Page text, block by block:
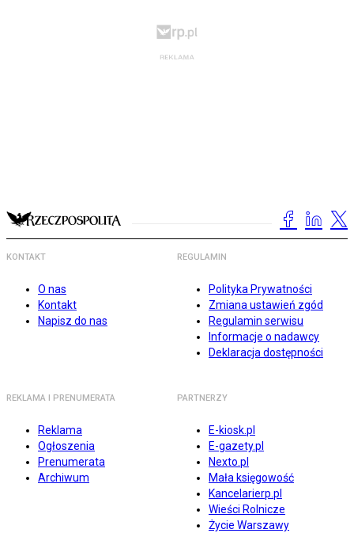
KONTAKT
O nas
Kontakt
Napisz do nas
REGULAMIN
Polityka Prywatności
Zmiana ustawień zgód
Regulamin serwisu
Informacje o nadawcy
Deklaracja dostępności
REKLAMA I PRENUMERATA
Reklama
Ogłoszenia
Prenumerata
Archiwum
PARTNERZY
E-kiosk.pl
E-gazety.pl
Nexto.pl
Mała księgowość
Kancelarierp.pl
Wieści Rolnicze
Życie Warszawy